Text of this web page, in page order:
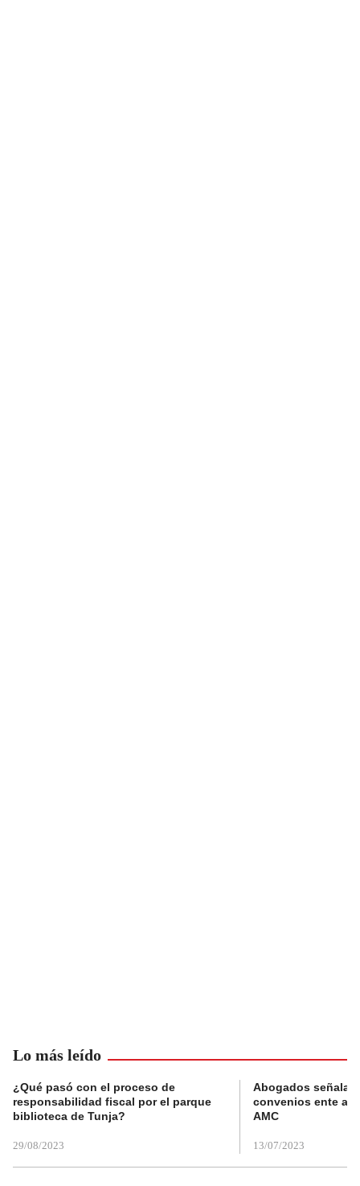
Lo más leído
¿Qué pasó con el proceso de
responsabilidad fiscal por el parque
biblioteca de Tunja?
29/08/2023
Abogados
convenios ente
AMC
13/07/2023